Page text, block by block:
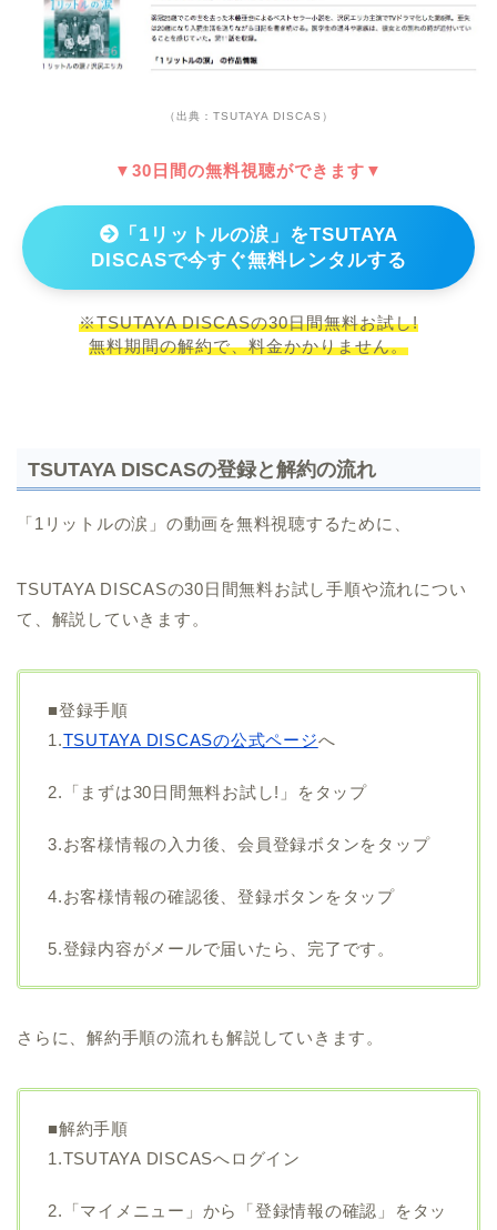
（出典：TSUTAYA DISCAS）
▼30日間の無料視聴ができます▼
「1リットルの涙」をTSUTAYA
DISCASで今すぐ無料レンタルする
※TSUTAYA DISCASの30日間無料お試し!
無料期間の解約で、料金かかりません。
TSUTAYA DISCASの登録と解約の流れ
「1リットルの涙」の動画を無料視聴するために、
TSUTAYA DISCASの30日間無料お試し手順や流れについ
て、解説していきます。
■登録手順
1.TSUTAYA DISCASの公式ページへ
2.「まずは30日間無料お試し!」をタップ
3.お客様情報の入力後、会員登録ボタンをタップ
4.お客様情報の確認後、登録ボタンをタップ
5.登録内容がメールで届いたら、完了です。
さらに、解約手順の流れも解説していきます。
■解約手順
1.TSUTAYA DISCASへログイン
2.「マイメニュー」から「登録情報の確認」をタッ